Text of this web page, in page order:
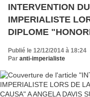
INTERVENTION
IMPERIALISTE
DIPLOME
Publié le 12/12/2014 à 18:24
Par anti-imperialiste